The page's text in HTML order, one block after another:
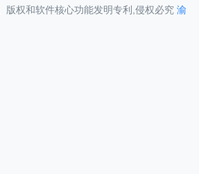
版权和软件核心功能发明专利,侵权必究 渝